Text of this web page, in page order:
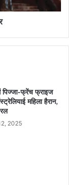
पिज्जा-फ्रेंच फ्राइज
महिला हैरान,
2025